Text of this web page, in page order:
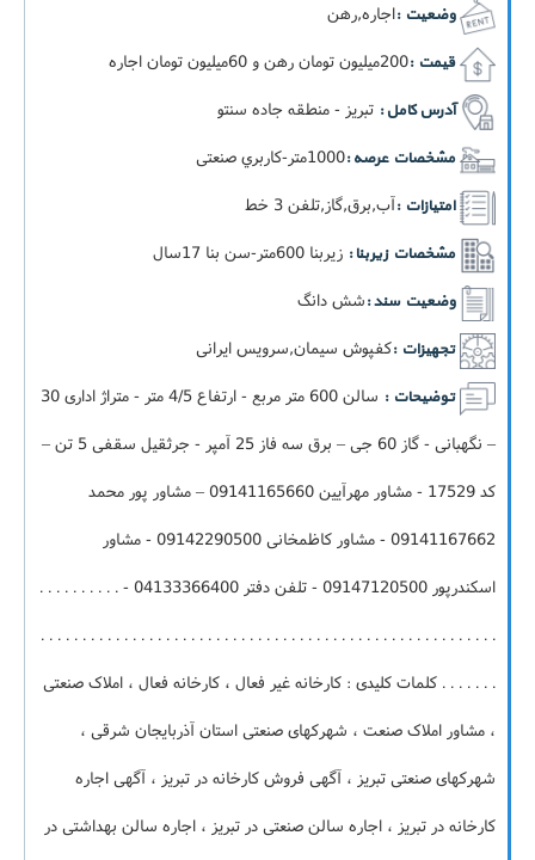
وضعیت :اجاره,رهن
قیمت :200ميليون تومان رهن و 60ميليون تومان اجاره
آدرس کامل : تبریز - منطقه جاده سنتو
مشخصات عرصه :1000متر-کاربري صنعتی
امتیازات :آب,برق,گاز,تلفن 3 خط
مشخصات زیربنا : زيربنا 600متر-سن بنا 17سال
وضعیت سند :شش دانگ
تجهیزات :کفپوش سیمان,سرویس ایرانی
توضیحات :
سالن 600 متر مربع - ارتفاع 4/5 متر - متراژ اداری 30
– نگهبانی - گاز 60 جی – برق سه فاز 25 آمپر - جرثقیل سقفی 5 تن –
کد 17529 - مشاور مهرآیین 09141165660 – مشاور پور محمد
09141167662 - مشاور کاظمخانی 09142290500 - مشاور
اسکندرپور 09147120500 - تلفن دفتر 04133366400 - . . . . . . . . . .
. . . . . . . . . . . . . . . . . . . . . . . . . . . . . . . . . . . . . . . . . . . . . . . . . . . . . . .
. . . . . . . کلمات کلیدی : کارخانه غیر فعال ، کارخانه فعال ، املاک صنعتی
، مشاور املاک صنعت ، شهرکهای صنعتی استان آذربایجان شرقی ،
شهرکهای صنعتی تبریز ، آگهی فروش کارخانه در تبریز ، آگهی اجاره
کارخانه در تبریز ، اجاره سالن صنعتی در تبریز ، اجاره سالن بهداشتی در